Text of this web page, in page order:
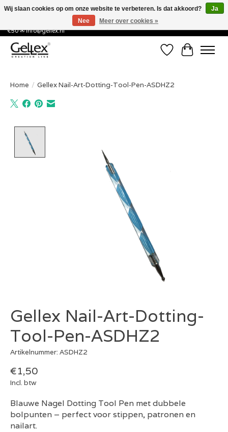
✅ Voor 15:00 besteld, de volgende werkdag in huis! ✅ Gratis verzenden vanaf
€50 ✉info@gellex.nl
Verlanglijst
Home / Gellex Nail-Art-Dotting-Tool-Pen-ASDHZ2
Gellex Nail-Art-Dotting-
Tool-Pen-ASDHZ2
Artikelnummer: ASDHZ2
€1,50
Incl. btw
Blauwe Nagel Dotting Tool Pen met dubbele
bolpunten – perfect voor stippen, patronen en
nailart.
Wij slaan cookies op om onze website te verbeteren. Is dat akkoord?
Ja
Nee
Meer over cookies »